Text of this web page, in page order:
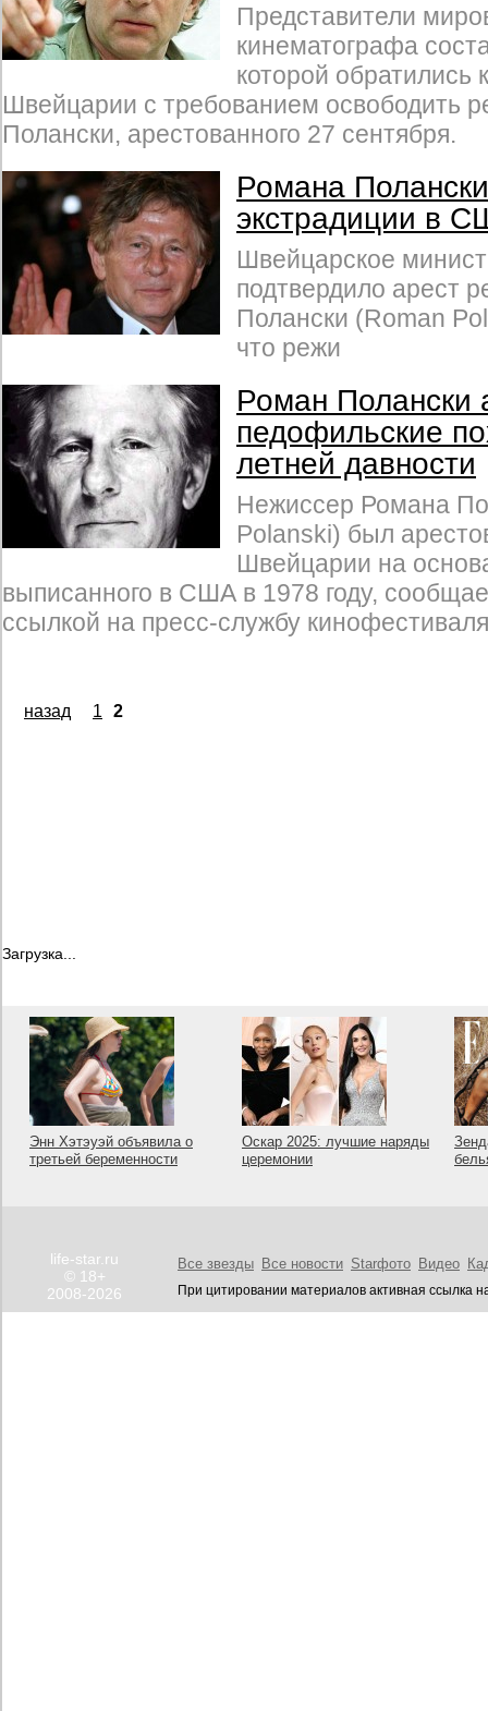
Представители
кинематографа
которой обратились
Швейцарии с требованием освободить
Полански, арестованного 27 сентября.
Романа Полански
экстрадиции в
Швейцарское
подтвердило арест
Полански (Roman
что режи
Роман Полански
педофильские
летней давности
Hежиссер Романа
Polanski) был
Швейцарии на
выписанного в США в 1978 году,
ссылкой на пресс-службу
назад 1 2
Загрузка...
Энн Хэтэуэй объявила о
третьей беременности
Оскар 2025: лучшие наряды
церемонии
life-star.ru
© 18+
2008-2026
Все звезды Все новости Starфото Видео
При цитировании материалов активная ссылка